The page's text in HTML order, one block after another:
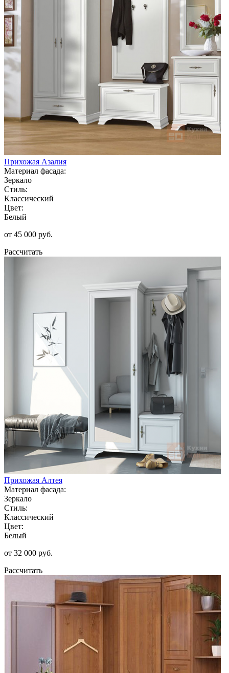
Прихожая Азалия
Материал фасада:
Зеркало
Стиль:
Классический
Цвет:
Белый
от 45 000 руб.
Рассчитать
Прихожая Алтея
Материал фасада:
Зеркало
Стиль:
Классический
Цвет:
Белый
от 32 000 руб.
Рассчитать